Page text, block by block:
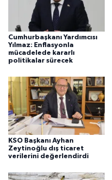
Cumhurbaşkanı Yardımcısı
Yılmaz: Enflasyonla
mücadelede kararlı
politikalar sürecek
KSO Başkanı Ayhan
Zeytinoğlu dış ticaret
verilerini değerlendirdi